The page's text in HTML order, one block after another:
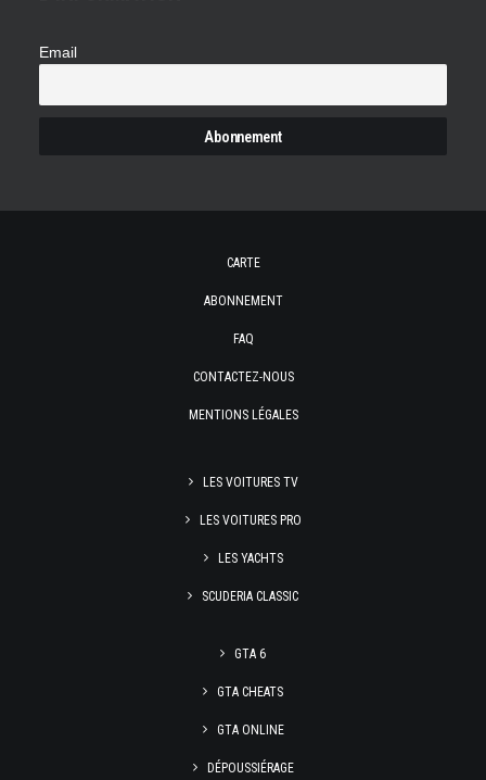
Email
CARTE
ABONNEMENT
FAQ
CONTACTEZ-NOUS
MENTIONS LÉGALES
LES VOITURES TV
LES VOITURES PRO
LES YACHTS
SCUDERIA CLASSIC
GTA 6
GTA CHEATS
GTA ONLINE
DÉPOUSSIÉRAGE